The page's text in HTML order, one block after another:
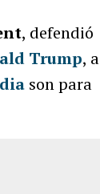
, defendió
Trump, a
son para